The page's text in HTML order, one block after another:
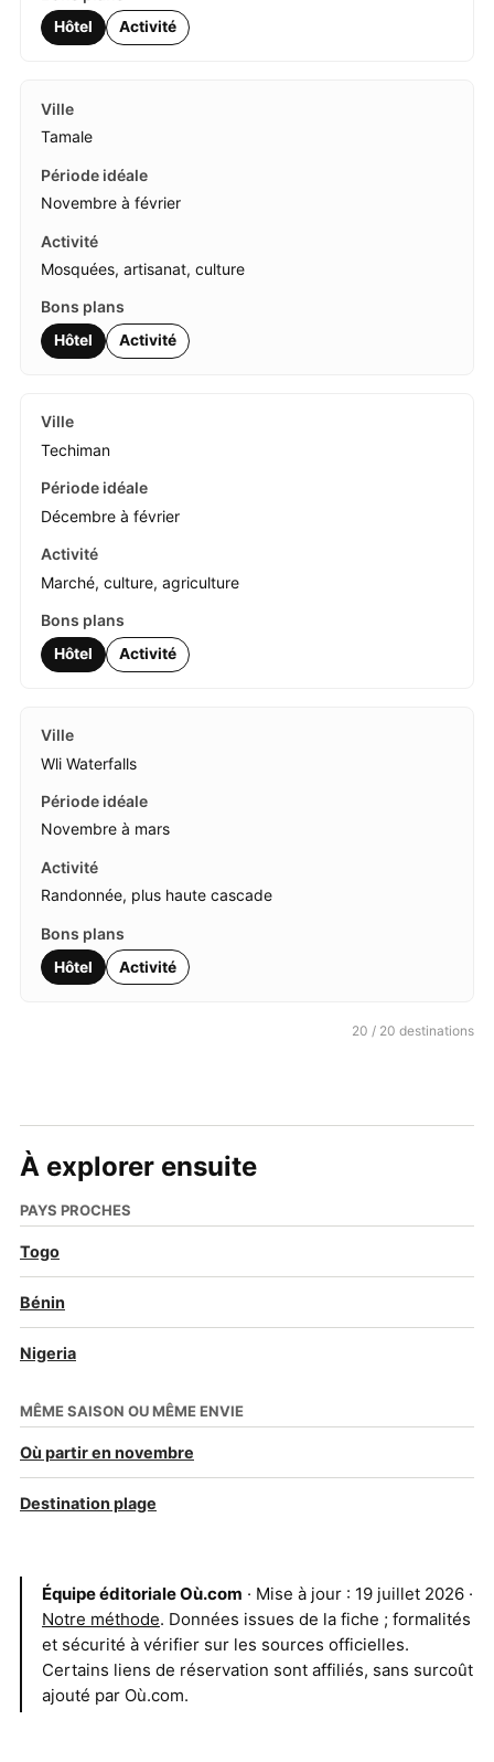
Hôtel Activité
Tamale
Novembre à février
Mosquées, artisanat, culture
Hôtel Activité
Techiman
Décembre à février
Marché, culture, agriculture
Hôtel Activité
Wli Waterfalls
Novembre à mars
Randonnée, plus haute cascade
Hôtel Activité
20 / 20 destinations
À explorer ensuite
PAYS PROCHES
Togo
Bénin
Nigeria
MÊME SAISON OU MÊME ENVIE
Où partir en novembre
Destination plage
Équipe éditoriale Où.com · Mise à jour : 19 juillet 2026 ·
Notre méthode. Données issues de la fiche ; formalités
et sécurité à vérifier sur les sources officielles.
Certains liens de réservation sont affiliés, sans surcoût
ajouté par Où.com.